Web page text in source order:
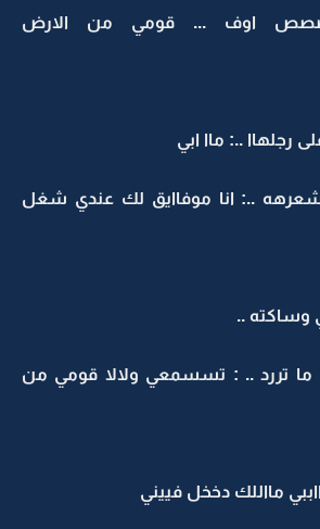
اوف ... قومي من الارض
رجلهاا ..: ماا ابي
..: انا موفاايق لك عندي شغل
وساكته ..
ما تررد .. : تسسمعي ولالا قومي من
مااللك دخخل فييني